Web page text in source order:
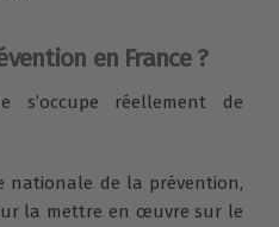
en France ?
s’occupe réellement de
nationale de la prévention,
la mettre en œuvre sur le